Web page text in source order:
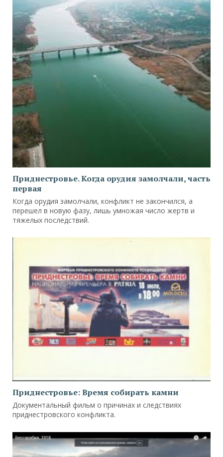
Приднестровье. Когда орудия замолчали, часть
первая
Когда орудия замолчали, конфликт не закончился, а
перешел в новую фазу, лишь умножая число жертв и
тяжелых последствий.
Приднестровье: Время собирать камни
Документальный фильм о причинах и следствиях
приднестровского конфликта.